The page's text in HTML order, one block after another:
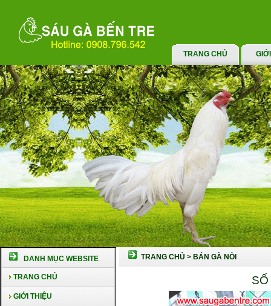
TRANG CHỦ
DANH MỤC WEBSITE
TRANG CHỦ
GIỚI THIỆU
TRANG CHỦ > BÁN GÀ NÒI